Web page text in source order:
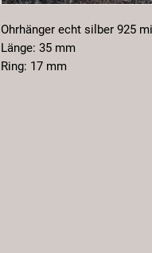
Ohrhänger echt silber 925
Länge: 35 mm
Ring: 17 mm